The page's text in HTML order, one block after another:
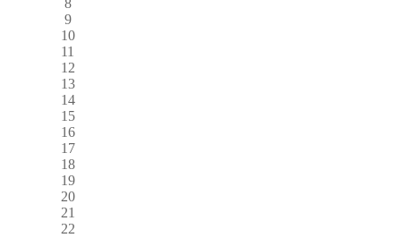
9
10
11
12
13
14
15
16
17
18
19
20
21
22